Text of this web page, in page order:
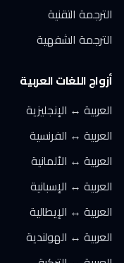
الترجمة التقنية
الترجمة الشفهية
أزواج اللغات العربية
العربية ↔ الإنجليزية
العربية ↔ الفرنسية
العربية ↔ الألمانية
العربية ↔ الإسبانية
العربية ↔ الإيطالية
العربية ↔ الهولندية